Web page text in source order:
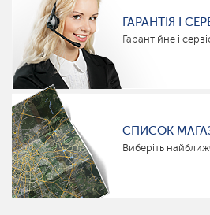
ГАРАНТІЯ І
Гарантійне і
СПИСОК
Виберіть